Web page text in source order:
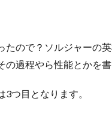
たので？ソルジャーの
過程やら性能とかを書
つ目となります。